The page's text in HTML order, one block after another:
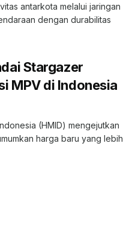
antarkota melalui jaringan
dengan durabilitas
Stargazer
MPV di Indonesia
(HMID) mengejutkan
harga baru yang lebih